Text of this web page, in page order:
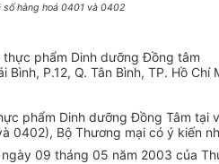
số hàng hoá 0401 và 0402
thực phẩm Dinh dưỡng Đồng tâm
Bình, P.12, Q. Tân Bình, TP. Hồ Chí
phẩm Dinh dưỡng Đồng Tâm
0402), Bộ Thương mại có ý kiến
09 tháng 05 năm 2003 của